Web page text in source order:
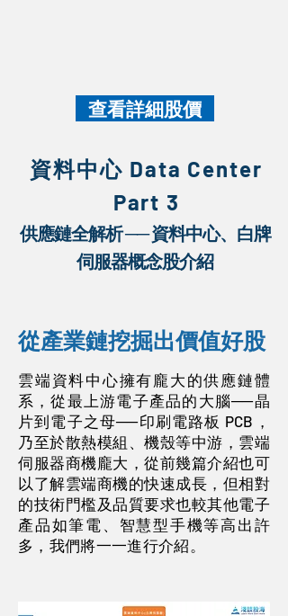
查看詳細股價
​資料中心 Data Center
Part 3
供應鏈全解析 ── 資料中心、白牌
伺服器概念股介紹
從產業鏈挖掘出價值好股
雲端資料中心擁有龐大的供應鏈體
系，從最上游電子產品的大腦──晶
片到電子之母──印刷電路板 PCB，
乃至於散熱模組、機殼等中游，雲端
伺服器商機龐大，從前幾篇介紹也可
以了解雲端商機的快速成長，但相對
的技術門檻及品質要求也較其他電子
產品如筆電、智慧型手機等高出許
多，我們將一一進行介紹。